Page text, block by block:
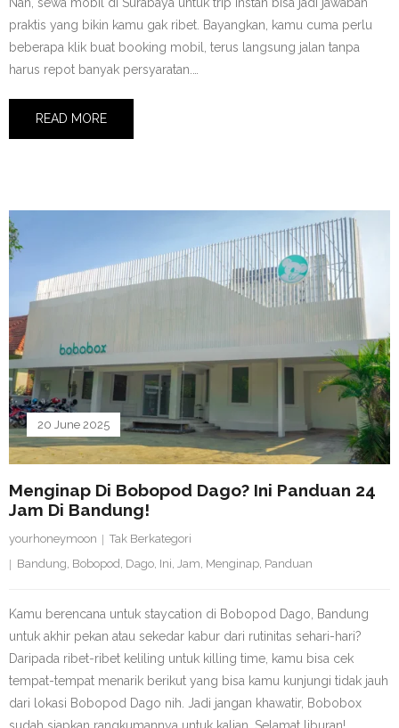
praktis yang bikin kamu gak ribet. Bayangkan, kamu cuma perlu
beberapa klik buat booking mobil, terus langsung jalan tanpa
harus repot banyak persyaratan.…
READ MORE
Menginap Di Bobopod Dago? Ini Panduan 24
Jam Di Bandung!
20 June 2025
yourhoneymoon
Tak Berkategori
Bandung Bobopod Dago Ini Jam Menginap Panduan
Kamu berencana untuk staycation di Bobopod Dago, Bandung
untuk akhir pekan atau sekedar kabur dari rutinitas sehari-hari?
Daripada ribet-ribet keliling untuk killing time, kamu bisa cek
tempat-tempat menarik berikut yang bisa kamu kunjungi tidak jauh
dari lokasi Bobopod Dago nih. Jadi jangan khawatir, Bobobox